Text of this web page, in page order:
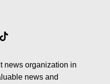
Tik
news organization in
news and